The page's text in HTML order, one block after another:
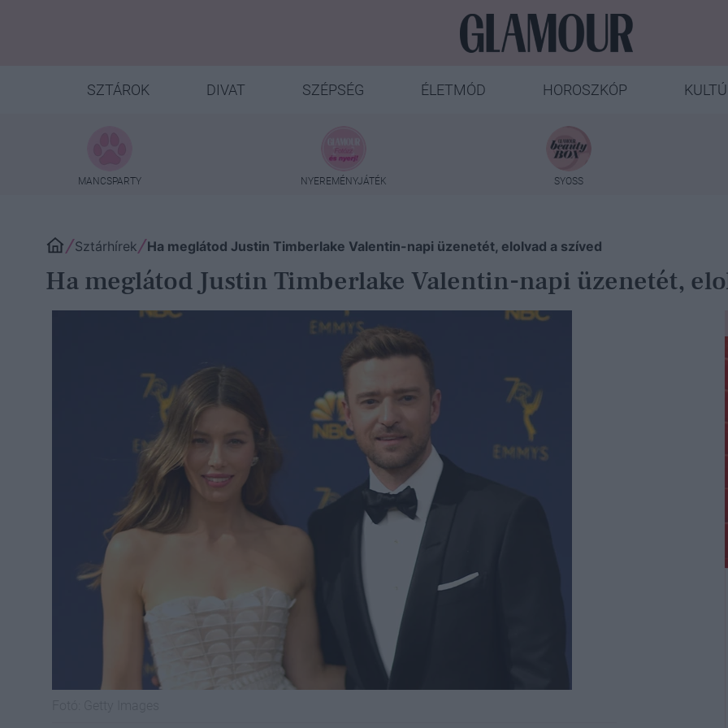
SZTÁROK DIVAT SZÉPSÉG ÉLETMÓD HOROSZKÓP
MANCSPARTY NYEREMÉNYJÁTÉK SYOSS
Sztárhírek Ha meglátod Justin Timberlake Valentin-napi üzenetét, elolvad a szíved
Ha meglátod Justin Timberlake Valentin-napi üzenetét,